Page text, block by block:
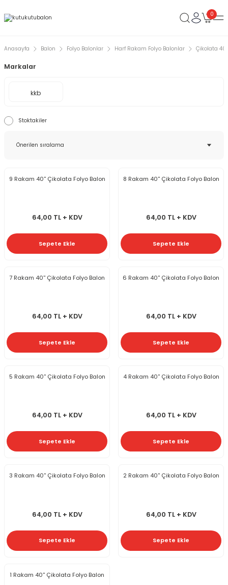
0
Anasayfa Balon Folyo Balonlar Harf Rakam Folyo Balonlar Çikolata 40
Markalar
kkb
Stoktakiler
9 Rakam 40'' Çikolata Folyo Balon
64,00 TL + KDV
Sepete Ekle
8 Rakam 40'' Çikolata Folyo Balon
64,00 TL + KDV
Sepete Ekle
7 Rakam 40'' Çikolata Folyo Balon
64,00 TL + KDV
Sepete Ekle
6 Rakam 40'' Çikolata Folyo Balon
64,00 TL + KDV
Sepete Ekle
5 Rakam 40'' Çikolata Folyo Balon
64,00 TL + KDV
Sepete Ekle
4 Rakam 40'' Çikolata Folyo Balon
64,00 TL + KDV
Sepete Ekle
3 Rakam 40'' Çikolata Folyo Balon
64,00 TL + KDV
Sepete Ekle
2 Rakam 40'' Çikolata Folyo Balon
64,00 TL + KDV
Sepete Ekle
1 Rakam 40'' Çikolata Folyo Balon